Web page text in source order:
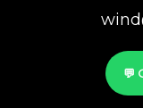
💬